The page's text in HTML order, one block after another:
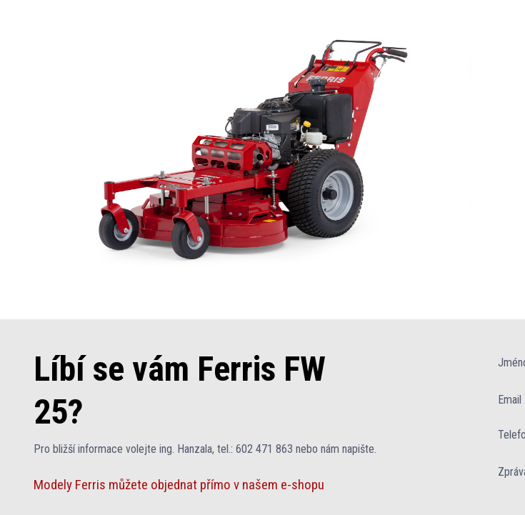
Líbí se vám Ferris FW
25?
Pro bližší informace volejte ing. Hanzala, tel.: 602 471 863 nebo nám napište.
Modely Ferris můžete objednat přímo v našem e-shopu
Email